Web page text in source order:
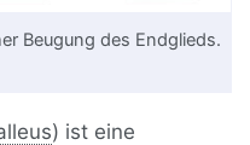
Beugung des Endglieds.
) ist eine